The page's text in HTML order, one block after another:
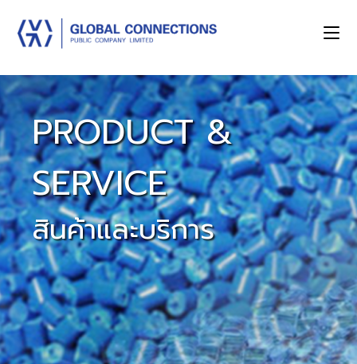
PRODUCT &
SERVICE
สินค้าและบริการ